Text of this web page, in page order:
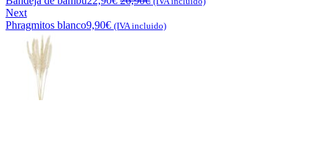
Next
Phragmitos blanco9,90€ (IVA incluido)